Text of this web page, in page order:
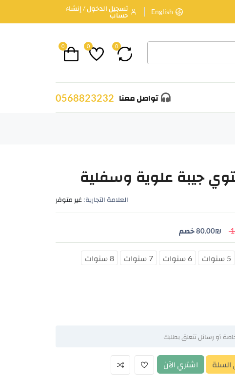
English
تسجيل الدخول / إنشاء
حساب
0
0
0
تواصل معنا 0568823232
جيبة علوية وسفلية
العلامة التجارية: غير متوفر
80.00₪ خصم
5 سنوات 6 سنوات 7 سنوات 8 سنوات
السلة اشتري الآن